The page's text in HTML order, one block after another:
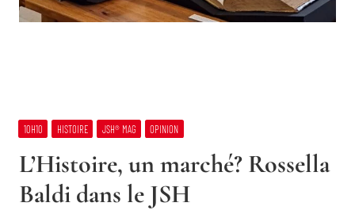
10H10 HISTOIRE JSH® MAG OPINION
L’Histoire, un marché? Rossella
Baldi dans le JSH